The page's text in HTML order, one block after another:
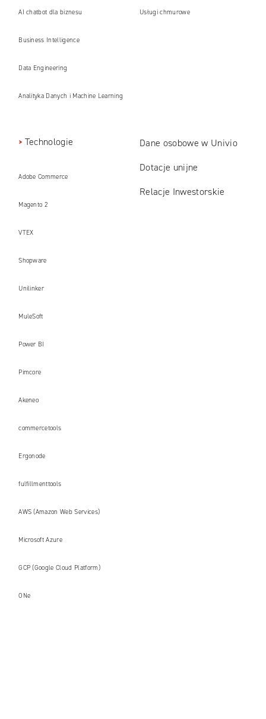
AI chatbot dla biznesu
Business Intelligence
Data Engineering
Analityka Danych i Machine Learning
Usługi chmurowe
Technologie
Adobe Commerce
Magento 2
VTEX
Shopware
Unilinker
MuleSoft
Power BI
Pimcore
Akeneo
commercetools
Ergonode
fulfillmenttools
AWS (Amazon Web Services)
Microsoft Azure
GCP (Google Cloud Platform)
ONe
Dane osobowe w Univio
Dotacje unijne
Relacje Inwestorskie